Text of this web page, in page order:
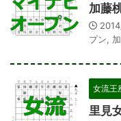
加藤
プン,
女流王
里見